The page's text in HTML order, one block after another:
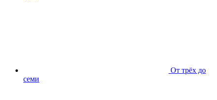
От трёх до
семи